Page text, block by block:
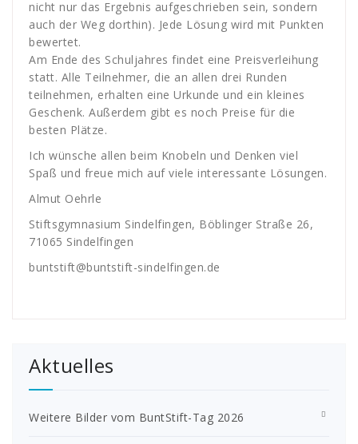
nicht nur das Ergebnis aufgeschrieben sein, sondern
auch der Weg dorthin). Jede Lösung wird mit Punkten
bewertet.
Am Ende des Schuljahres findet eine Preisverleihung
statt. Alle Teilnehmer, die an allen drei Runden
teilnehmen, erhalten eine Urkunde und ein kleines
Geschenk. Außerdem gibt es noch Preise für die
besten Plätze.
Ich wünsche allen beim Knobeln und Denken viel
Spaß und freue mich auf viele interessante Lösungen.
Almut Oehrle
Stiftsgymnasium Sindelfingen, Böblinger Straße 26,
71065 Sindelfingen
buntstift@buntstift-sindelfingen.de
Aktuelles
Weitere Bilder vom BuntStift-Tag 2026